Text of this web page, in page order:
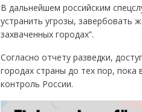
В дальнейшем российским
устранить угрозы, завербовать
захваченных городах”.
Согласно отчету разведки,
городах страны до тех пор,
контроль России.